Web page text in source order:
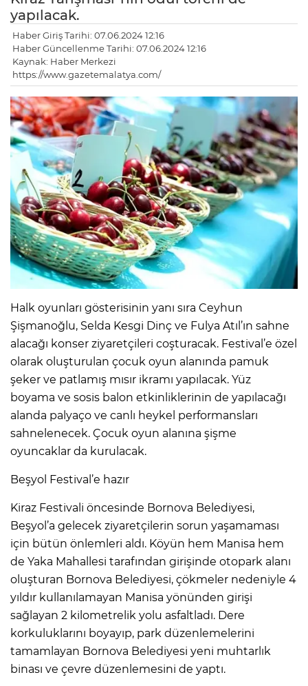
yapılacak.
Haber Giriş Tarihi: 07.06.2024 12:16
Haber Güncellenme Tarihi: 07.06.2024 12:16
Kaynak: Haber Merkezi
https://www.gazetemalatya.com/
Halk oyunları gösterisinin yanı sıra Ceyhun
Şişmanoğlu, Selda Kesgi Dinç ve Fulya Atıl’ın sahne
alacağı konser ziyaretçileri coşturacak. Festival’e özel
olarak oluşturulan çocuk oyun alanında pamuk
şeker ve patlamış mısır ikramı yapılacak. Yüz
boyama ve sosis balon etkinliklerinin de yapılacağı
alanda palyaço ve canlı heykel performansları
sahnelenecek. Çocuk oyun alanına şişme
oyuncaklar da kurulacak.
Beşyol Festival’e hazır
Kiraz Festivali öncesinde Bornova Belediyesi,
Beşyol’a gelecek ziyaretçilerin sorun yaşamaması
için bütün önlemleri aldı. Köyün hem Manisa hem
de Yaka Mahallesi tarafından girişinde otopark alanı
oluşturan Bornova Belediyesi, çökmeler nedeniyle 4
yıldır kullanılamayan Manisa yönünden girişi
sağlayan 2 kilometrelik yolu asfaltladı. Dere
korkuluklarını boyayıp, park düzenlemelerini
tamamlayan Bornova Belediyesi yeni muhtarlık
binası ve çevre düzenlemesini de yaptı.